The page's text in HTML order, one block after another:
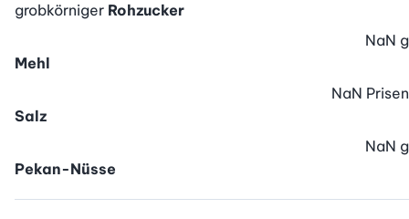
grobkörniger Rohzucker
Mehl
NaN g
Salz
NaN Prisen
Pekan-Nüsse
NaN g